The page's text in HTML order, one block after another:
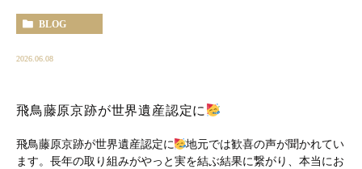
BLOG
2026.06.08
飛鳥藤原京跡が世界遺産認定に
飛鳥藤原京跡が世界遺産認定に
地元では歓喜の声が聞かれてい
ます。長年の取り組みがやっと実を結ぶ結果に繋がり、本当にお